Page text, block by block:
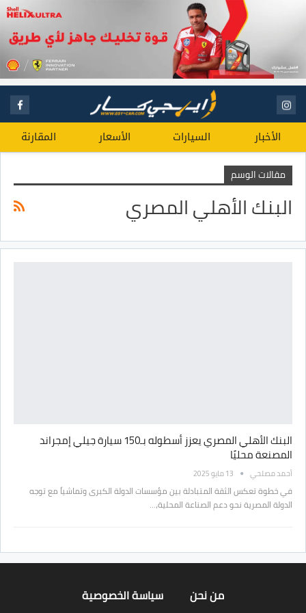
الأخبار السيارات الأسعار المقارنة
مقالات الوسم
البنك الأهلي المصري
البنك الأهلي المصري يعزز أسطوله بـ150 سيارة جيلي إمجراند
المصنعة محليًا
أحمد مصلحي 13 مايو 2025
في خطوة تعكس الثقة المتبادلة بين مؤسسات الدولة الكبرى وتماشياً مع توجه
الدولة المصرية نحو دعم الصناعة المحلية،…
من نحن سياسة الخصوصية